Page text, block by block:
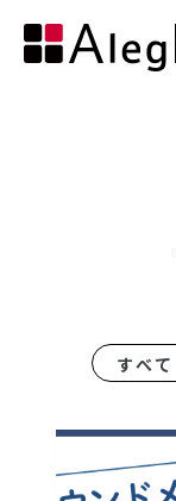
すべて